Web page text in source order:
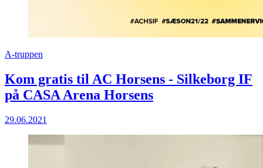
A-truppen
Kom gratis til AC Horsens - Silkeborg IF
på CASA Arena Horsens
29.06.2021